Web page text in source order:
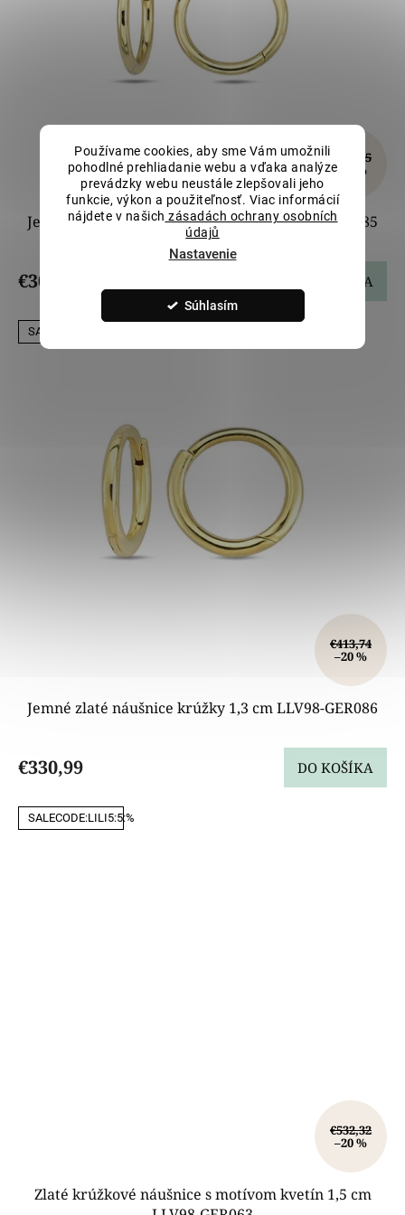
Používame cookies, aby sme Vám umožnili
pohodlné prehliadanie webu a vďaka analýze
prevádzky webu neustále zlepšovali jeho
funkcie, výkon a použiteľnosť. Viac informácií
nájdete v našich zásadách ochrany osobních
údajů
Nastavenie
Súhlasím
€358,05
–15 %
Jemné zlaté náušnice krúžky 1,1 cm LLV98-GER085
€304,34 DO KOŠÍKA
SALECODE:LILI5:5:%
€413,74
–20 %
Jemné zlaté náušnice krúžky 1,3 cm LLV98-GER086
€330,99 DO KOŠÍKA
SALECODE:LILI5:5:%
€532,32
–20 %
Zlaté krúžkové náušnice s motívom kvetín 1,5 cm